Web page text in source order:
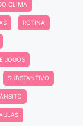
CLIMA
ROTINA
JOGOS
SUBSTANTIVO